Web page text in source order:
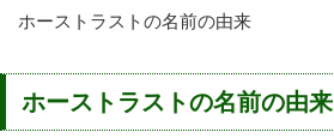
ホーストラストの名前の由来
ホーストラストの名前の由来